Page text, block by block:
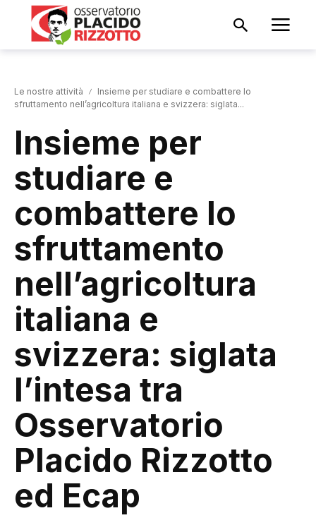
Le nostre attività
Insieme per studiare e combattere lo
sfruttamento nell’agricoltura italiana e svizzera: siglata...
Insieme per
studiare e
combattere lo
sfruttamento
nell’agricoltura
italiana e
svizzera: siglata
l’intesa tra
Osservatorio
Placido Rizzotto
ed Ecap